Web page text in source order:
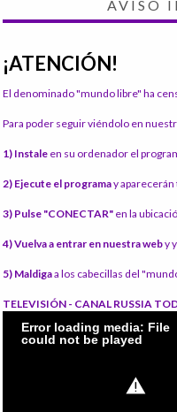
AVISO
¡ATENCIÓN!
El denominado "mundo libre" ha
Para poder seguir viéndolo en
1) Instale en su ordenador el
2) Ejecute el programay
3) Pulse "CONECTAR" en la
4) Vuelva a entrar en nuestra weby
5) Maldigaa los cabecillas del
TELEVISIÓN - CANAL RUSSIA